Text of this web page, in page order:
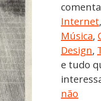
Internet,
Música,
Design,
e tudo
não